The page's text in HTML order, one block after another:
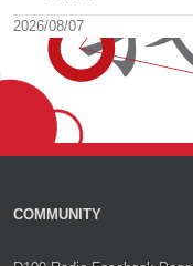
2026/08/07
COMMUNITY